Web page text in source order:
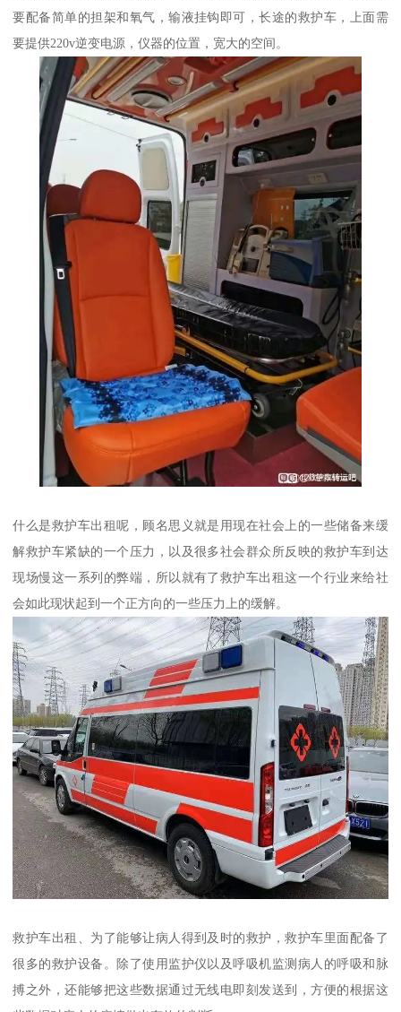
要配备简单的担架和氧气，输液挂钩即可，长途的救护车，上面需
要提供220v逆变电源，仪器的位置，宽大的空间。
什么是救护车出租呢，顾名思义就是用现在社会上的一些储备来缓
解救护车紧缺的一个压力，以及很多社会群众所反映的救护车到达
现场慢这一系列的弊端，所以就有了救护车出租这一个行业来给社
会如此现状起到一个正方向的一些压力上的缓解。
救护车出租、为了能够让病人得到及时的救护，救护车里面配备了
很多的救护设备。除了使用监护仪以及呼吸机监测病人的呼吸和脉
搏之外，还能够把这些数据通过无线电即刻发送到，方便的根据这